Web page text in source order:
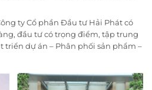
ty Cổ phần Đầu tư Hải Phát có
đầu tư có trọng điểm, tập trung
triển dự án – Phân phối sản phẩm –